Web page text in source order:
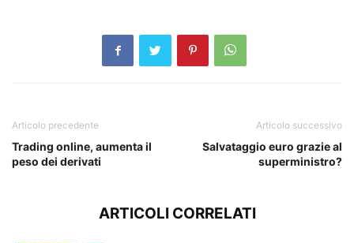
Articolo precedente
Trading online, aumenta il
peso dei derivati
Articolo successivo
Salvataggio euro grazie al
superministro?
ARTICOLI CORRELATI